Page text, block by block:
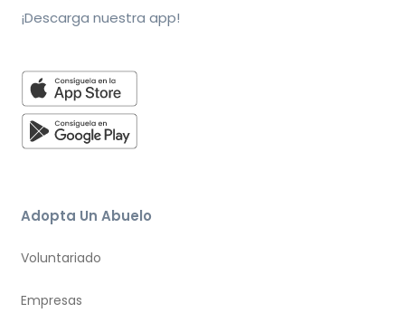
¡Descarga nuestra app!
Adopta Un Abuelo
Voluntariado
Empresas